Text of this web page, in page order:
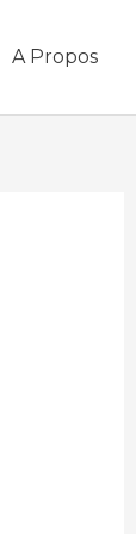
A Propos